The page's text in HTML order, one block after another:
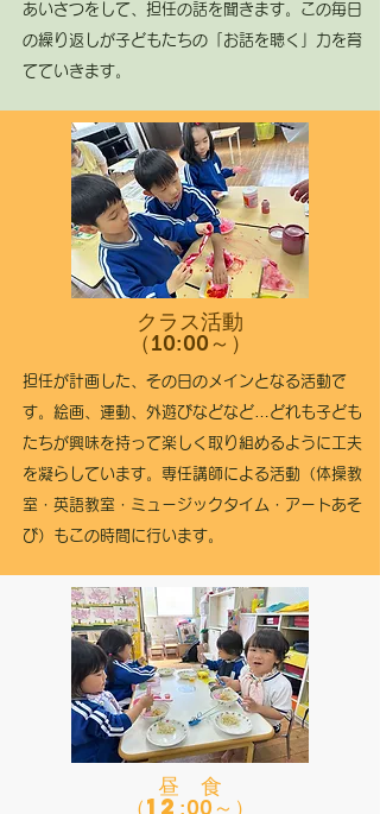
あいさつをして、担任の話を聞きます。この毎日
の繰り返しが子どもたちの「お話を聴く」力を育
てていきます。
クラス活動
（ 10:00～ ）
担任が計画した、その日のメインとなる活動で
す。絵画、運動、外遊びなどなど…どれも子ども
たちが興味を持って楽しく取り組めるように工夫
を凝らしています。専任講師による活動（体操教
室・英語教室・ミュージックタイム・アートあそ
び）もこの時間に行います。
昼 食
（12:00～ ）